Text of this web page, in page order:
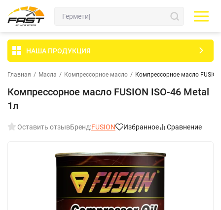
НАША ПРОДУКЦИЯ
Главная / Масла / Компрессорное масло / Компрессорное масло
Компрессорное масло FUSION ISO-46 Metal
1л
Оставить отзывБренд:FUSION Избранное Сравнение